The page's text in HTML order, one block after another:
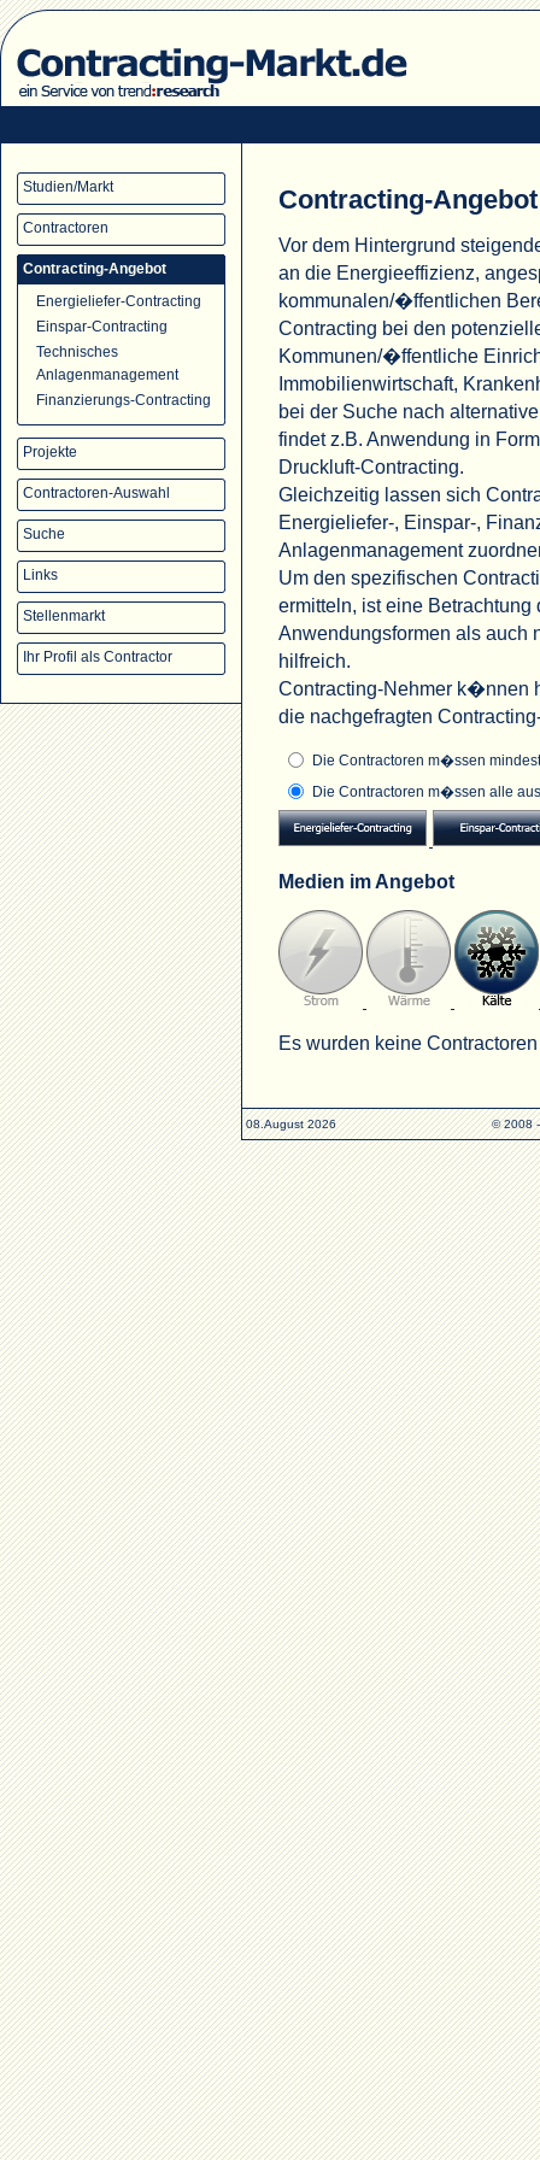
Studien/Markt
Contractoren
Contracting-Angebot
Energieliefer-Contracting
Einspar-Contracting
Technisches
Anlagenmanagement
Finanzierungs-Contracting
Projekte
Contractoren-Auswahl
Suche
Links
Stellenmarkt
Ihr Profil als Contractor
Contracting-Angebot
Vor dem Hintergrund
an die Energieeffizienz,
kommunalen/�ffentlichen
Contracting bei den
Kommunen/�ffentliche
Immobilienwirtschaft,
bei der Suche nach
findet z.B. Anwendung in
Druckluft-Contracting.
Gleichzeitig lassen sich
Energieliefer-, Einspar-,
Anlagenmanagement
Um den spezifischen
ermitteln, ist eine
Anwendungsformen als auch
hilfreich.
Contracting-Nehmer k�nnen
die nachgefragten
Die Contractoren m�ssen
Die Contractoren m�ssen alle
Medien im Angebot
Es wurden keine
08.August 2026 © 2008